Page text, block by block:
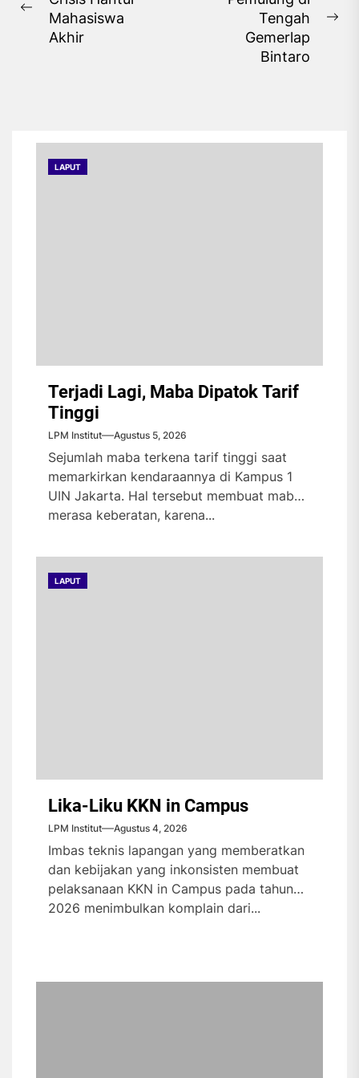
pos
Previous
post:
Mahasiswa
Akhir
Tengah
Gemerlap
Bintaro
LAPUT
Terjadi Lagi, Maba Dipatok Tarif
Tinggi
LPM Institut Agustus 5, 2026
Sejumlah maba terkena tarif tinggi saat
memarkirkan kendaraannya di Kampus 1
UIN Jakarta. Hal tersebut membuat maba
merasa keberatan, karena...
LAPUT
Lika-Liku KKN in Campus
LPM Institut Agustus 4, 2026
Imbas teknis lapangan yang memberatkan
dan kebijakan yang inkonsisten membuat
pelaksanaan KKN in Campus pada tahun
2026 menimbulkan komplain dari...